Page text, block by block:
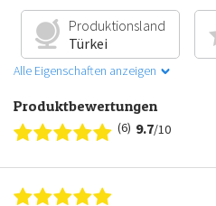
Produktionsland
Türkei
Alle Eigenschaften anzeigen
Produktbewertungen
(6) 9.7/10